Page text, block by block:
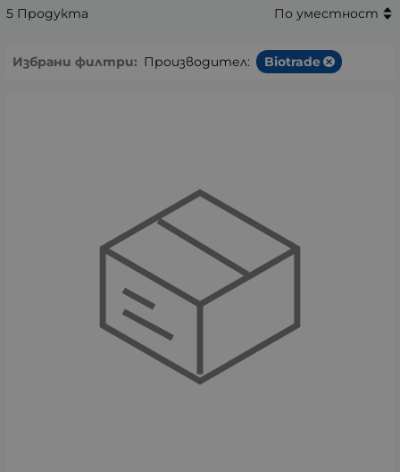
5 Продукта По уместност
Избрани филтри: Производител: Biotrade